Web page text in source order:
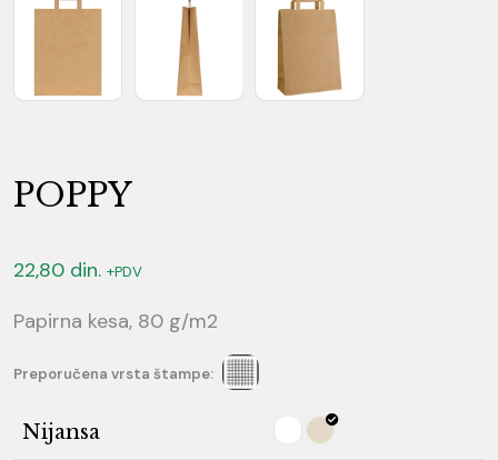
POPPY
22,80 din. +PDV
Papirna kesa, 80 g/m2
Preporučena vrsta štampe:
Nijansa